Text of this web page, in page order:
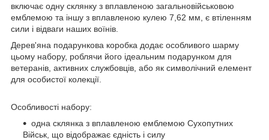
включає одну склянку з вплавленою загальновійськовою
емблемою та іншу з вплавленою кулею 7,62 мм, є втіленням
сили і відваги наших воїнів.
Дерев'яна подарункова коробка додає особливого шарму
цьому набору, роблячи його ідеальним подарунком для
ветеранів, активних службовців, або як символічний елемент
для особистої колекції.
Особливості набору:
одна склянка з вплавленою емблемою Сухопутних
Військ, що відображає єдність і силу